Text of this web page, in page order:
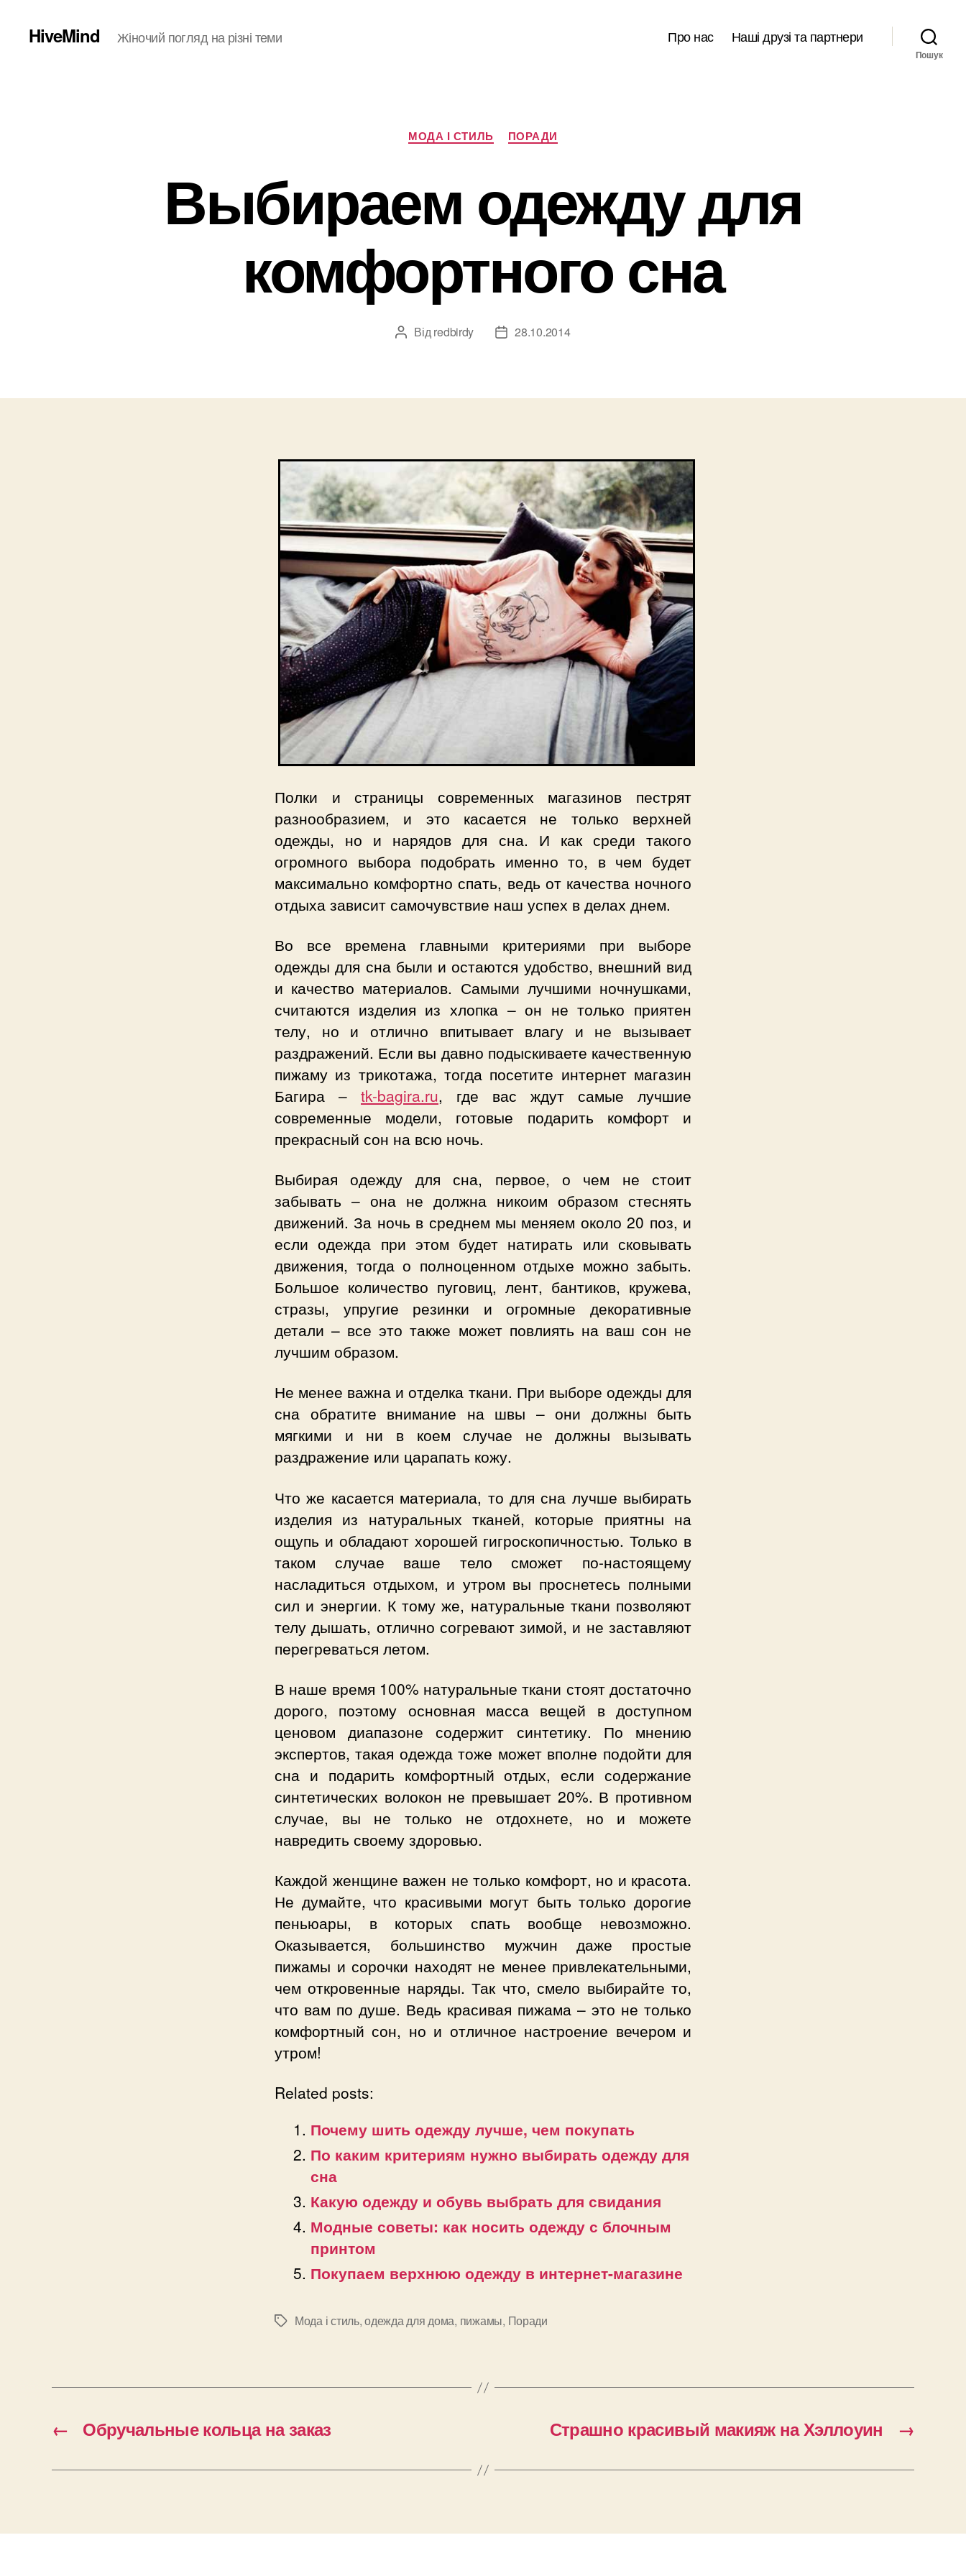
HiveMind Жіночий погляд на різні теми Про нас Наші друзі та партнери
Пошук
Категорії
МОДА І СТИЛЬ ПОРАДИ
Выбираем одежду для
комфортного сна
Автор
Від redbirdy
Дата28.10.2014
Полки и страницы современных магазинов пестрят
разнообразием, и это касается не только верхней
одежды, но и нарядов для сна. И как среди такого
огромного выбора подобрать именно то, в чем будет
максимально комфортно спать, ведь от качества ночного
отдыха зависит самочувствие наш успех в делах днем.
Во все времена главными критериями при выборе
одежды для сна были и остаются удобство, внешний вид
и качество материалов. Самыми лучшими ночнушками,
считаются изделия из хлопка – он не только приятен
телу, но и отлично впитывает влагу и не вызывает
раздражений. Если вы давно подыскиваете качественную
пижаму из трикотажа, тогда посетите интернет магазин
Багира – tk-bagira.ru, где вас ждут самые лучшие
современные модели, готовые подарить комфорт и
прекрасный сон на всю ночь.
Выбирая одежду для сна, первое, о чем не стоит
забывать – она не должна никоим образом стеснять
движений. За ночь в среднем мы меняем около 20 поз, и
если одежда при этом будет натирать или сковывать
движения, тогда о полноценном отдыхе можно забыть.
Большое количество пуговиц, лент, бантиков, кружева,
стразы, упругие резинки и огромные декоративные
детали – все это также может повлиять на ваш сон не
лучшим образом.
Не менее важна и отделка ткани. При выборе одежды для
сна обратите внимание на швы – они должны быть
мягкими и ни в коем случае не должны вызывать
раздражение или царапать кожу.
Что же касается материала, то для сна лучше выбирать
изделия из натуральных тканей, которые приятны на
ощупь и обладают хорошей гигроскопичностью. Только в
таком случае ваше тело сможет по-настоящему
насладиться отдыхом, и утром вы проснетесь полными
сил и энергии. К тому же, натуральные ткани позволяют
телу дышать, отлично согревают зимой, и не заставляют
перегреваться летом.
В наше время 100% натуральные ткани стоят достаточно
дорого, поэтому основная масса вещей в доступном
ценовом диапазоне содержит синтетику. По мнению
экспертов, такая одежда тоже может вполне подойти для
сна и подарить комфортный отдых, если содержание
синтетических волокон не превышает 20%. В противном
случае, вы не только не отдохнете, но и можете
навредить своему здоровью.
Каждой женщине важен не только комфорт, но и красота.
Не думайте, что красивыми могут быть только дорогие
пеньюары, в которых спать вообще невозможно.
Оказывается, большинство мужчин даже простые
пижамы и сорочки находят не менее привлекательными,
чем откровенные наряды. Так что, смело выбирайте то,
что вам по душе. Ведь красивая пижама – это не только
комфортный сон, но и отличное настроение вечером и
утром!
Related posts:
Почему шить одежду лучше, чем покупать
По каким критериям нужно выбирать одежду для
сна
Какую одежду и обувь выбрать для свидания
Модные советы: как носить одежду с блочным
принтом
Покупаем верхнюю одежду в интернет-магазине
Позначки
Мода і стиль,одежда для дома, пижамы, Поради
← Обручальные кольца на заказ →
Страшно красивый макияж на Хэллоуин